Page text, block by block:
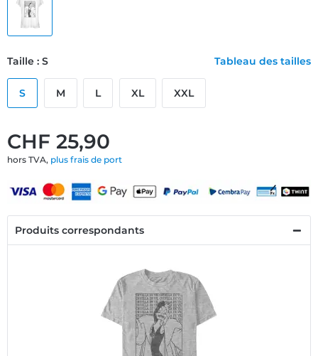
CHF 25,90
hors TVA, plus frais de port
Taille : S Tableau des tailles
S M L XL XXL
Produits correspondants